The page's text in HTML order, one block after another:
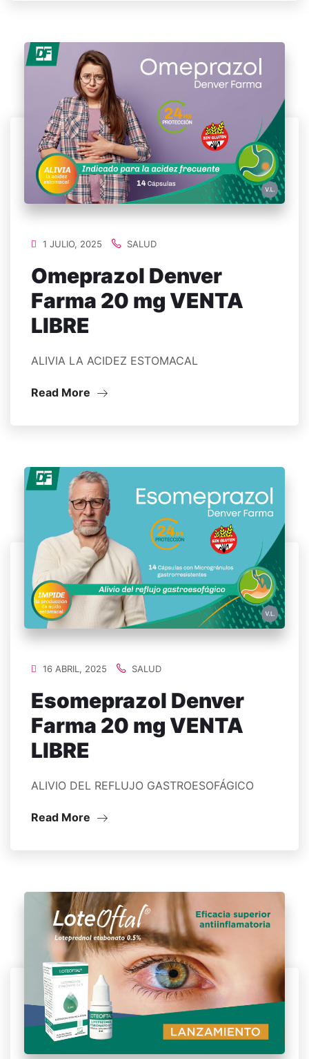
1 JULIO, 2025 SALUD
Omeprazol Denver
Farma 20 mg VENTA
LIBRE
ALIVIA LA ACIDEZ ESTOMACAL
Read More
16 ABRIL, 2025 SALUD
Esomeprazol Denver
Farma 20 mg VENTA
LIBRE
ALIVIO DEL REFLUJO GASTROESOFÁGICO
Read More